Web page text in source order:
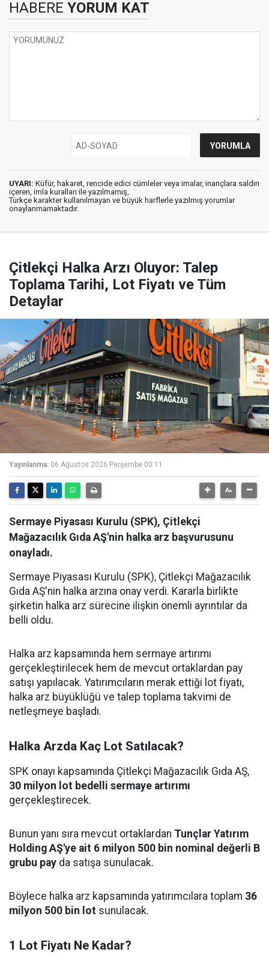
HABERE YORUM KAT
UYARI: Küfür, hakaret, rencide edici cümleler veya imalar, inançlara saldırı
içeren, imla kuralları ile yazılmamış,
Türkçe karakter kullanılmayan ve büyük harflerle yazılmış yorumlar
onaylanmamaktadır.
Çitlekçi Halka Arzı Oluyor: Talep
Toplama Tarihi, Lot Fiyatı ve Tüm
Detaylar
Yayınlanma: 06 Ağustos 2026 Perşembe 00:11
Sermaye Piyasası Kurulu (SPK), Çitlekçi
Mağazacılık Gıda AŞ'nin halka arz başvurusunu
onayladı.
Sermaye Piyasası Kurulu (SPK), Çitlekçi Mağazacılık
Gıda AŞ'nin halka arzına onay verdi. Kararla birlikte
şirketin halka arz sürecine ilişkin önemli ayrıntılar da
belli oldu.
Halka arz kapsamında hem sermaye artırımı
gerçekleştirilecek hem de mevcut ortaklardan pay
satışı yapılacak. Yatırımcıların merak ettiği lot fiyatı,
halka arz büyüklüğü ve talep toplama takvimi de
netleşmeye başladı.
Halka Arzda Kaç Lot Satılacak?
SPK onayı kapsamında Çitlekçi Mağazacılık Gıda AŞ,
30 milyon lot bedelli sermaye artırımı
gerçekleştirecek.
Bunun yanı sıra mevcut ortaklardan Tunçlar Yatırım
Holding AŞ'ye ait 6 milyon 500 bin nominal değerli B
grubu pay da satışa sunulacak.
Böylece halka arz kapsamında yatırımcılara toplam 36
milyon 500 bin lot sunulacak.
1 Lot Fiyatı Ne Kadar?